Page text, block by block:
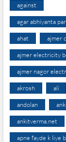
against
agar abhiyanta
ahat ajmer
ajmer electricity
ajmer nagor
akrosh ali
andolan
ankitverma.net
apne fayde k liye